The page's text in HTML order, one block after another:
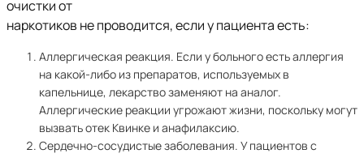
очистки от
наркотиков не проводится, если у пациента есть:
Аллергическая реакция. Если у больного есть аллергия
на какой-либо из препаратов, используемых в
капельнице, лекарство заменяют на аналог.
Аллергические реакции угрожают жизни, поскольку могут
вызвать отек Квинке и анафилаксию.
Сердечно-сосудистые заболевания. У пациентов с